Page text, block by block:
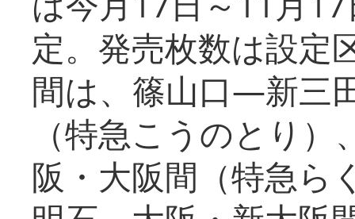
定。発売枚数は設定
間は、篠山口―新三
（特急こうのとり
阪・大阪間（特急